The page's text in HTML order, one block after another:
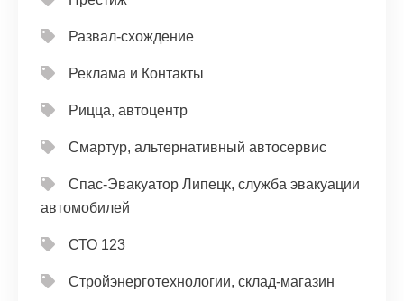
Развал-схождение
Реклама и Контакты
Рицца, автоцентр
Смартур, альтернативный автосервис
Спас-Эвакуатор Липецк, служба эвакуации
автомобилей
СТО 123
Стройэнерготехнологии, склад-магазин